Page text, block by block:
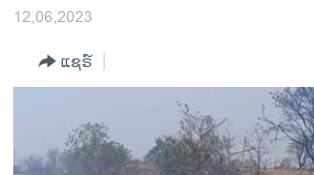
ຄົ້ນ ໂລກ
ເອເຊຍ
ອິດສະຫຼະພາບດ້ານການຂ່າວ
ຊີວິດຊາວລາວ
12,06,2023
ແຊຣ໌